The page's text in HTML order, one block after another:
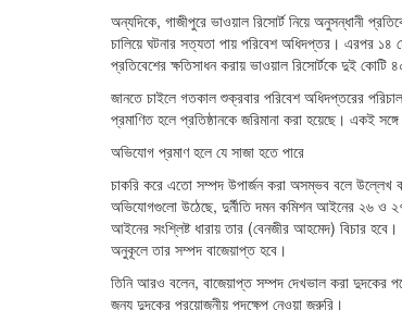
অন্যদিকে, গাজীপুরে ভাওয়াল রিসোর্ট নিয়ে অনুসন্ধানী
চালিয়ে ঘটনার সত্যতা পায় পরিবেশ অধিদপ্তর। এরপর ১৪
প্রতিবেশের ক্ষতিসাধন করায় ভাওয়াল রিসোর্টকে দুই কোটি
জানতে চাইলে গতকাল শুক্রবার পরিবেশ অধিদপ্তরের
প্রমাণিত হলে প্রতিষ্ঠানকে জরিমানা করা হয়েছে। একই
অভিযোগ প্রমাণ হলে যে সাজা হতে পারে
চাকরি করে এতো সম্পদ উপার্জন করা অসম্ভব বলে উল্লেখ
অভিযোগগুলো উঠেছে, দুর্নীতি দমন কমিশন আইনের ২৬ ও
আইনের সংশ্লিষ্ট ধারায় তার (বেনজীর আহমেদ) বিচার
অনুকূলে তার সম্পদ বাজেয়াপ্ত হবে।
তিনি আরও বলেন, বাজেয়াপ্ত সম্পদ দেখভাল করা
জন্য দুদকের প্রয়োজনীয় পদক্ষেপ নেওয়া জরুরি।